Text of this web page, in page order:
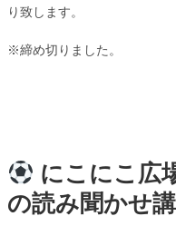
り致します。
※締め切りました。
にこにこ広
の読み聞かせ